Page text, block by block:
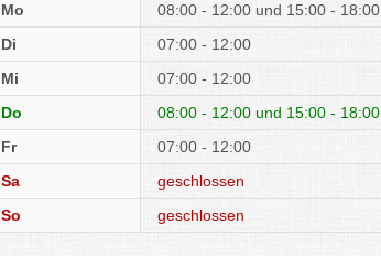
Mo 08:00 - 12:00
15:00 - 18:00
Di
07:00 - 12:00
Mi
07:00 - 12:00
Do
08:00 - 12:00
15:00 - 18:00
Fr
07:00 - 12:00
Sa
geschlossen
So
geschlossen